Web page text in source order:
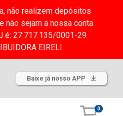
não realizem depósitos
não sejam a nossa conta
é: 27.717.135/0001-29
EIRELI
Baixe já nosso APP
0